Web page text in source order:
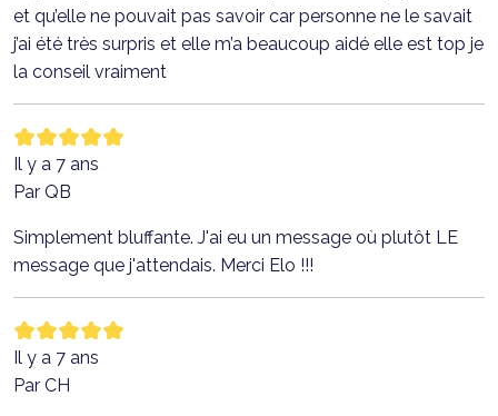
et qu’elle ne pouvait pas savoir car personne ne le savait
j’ai été très surpris et elle m’a beaucoup aidé elle est top je
la conseil vraiment
Il y a 7 ans
Par QB
Simplement bluffante. J'ai eu un message où plutôt LE
message que j'attendais. Merci Elo !!!
Il y a 7 ans
Par CH